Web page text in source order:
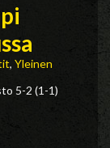
, Yleinen
5-2 (1-1)